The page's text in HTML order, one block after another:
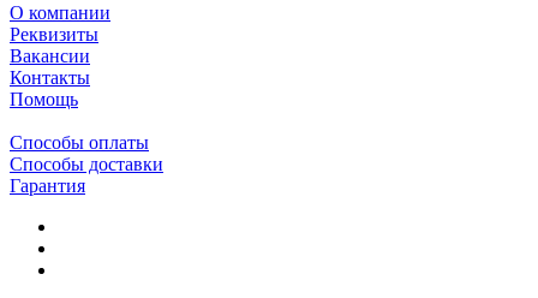
О компании
Реквизиты
Вакансии
Контакты
Помощь
Способы оплаты
Способы доставки
Гарантия